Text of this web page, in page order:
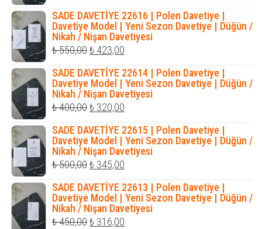
fiyat:
₺ 550,00.
andaki
fiyat:
₺ 423,00.
SADE DAVETİYE 22616 | Polen Davetiye |
Davetiye Model | Yeni Sezon Davetiye | Düğün /
Nikah / Nişan Davetiyesi
₺550,00Orijinal
fiyat:
₺ 550,00.
₺ 423,00
andaki
fiyat:
₺ 423,00.
SADE DAVETİYE 22614 | Polen Davetiye |
Davetiye Model | Yeni Sezon Davetiye | Düğün /
Nikah / Nişan Davetiyesi
₺400,00Orijinal
fiyat:
₺ 400,00.
₺ 320,00
andaki
fiyat:
₺ 320,00.
SADE DAVETİYE 22615 | Polen Davetiye |
Davetiye Model | Yeni Sezon Davetiye | Düğün /
Nikah / Nişan Davetiyesi
₺500,00Orijinal
fiyat:
₺ 500,00.
₺ 345,00
andaki
fiyat:
₺ 345,00.
SADE DAVETİYE 22613 | Polen Davetiye |
Davetiye Model | Yeni Sezon Davetiye | Düğün /
Nikah / Nişan Davetiyesi
₺450,00Orijinal
₺ 316,00